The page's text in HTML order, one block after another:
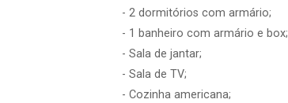
- 2 dormitórios com armário;
- 1 banheiro com armário e box;
- Sala de jantar;
- Sala de TV;
- Cozinha americana;